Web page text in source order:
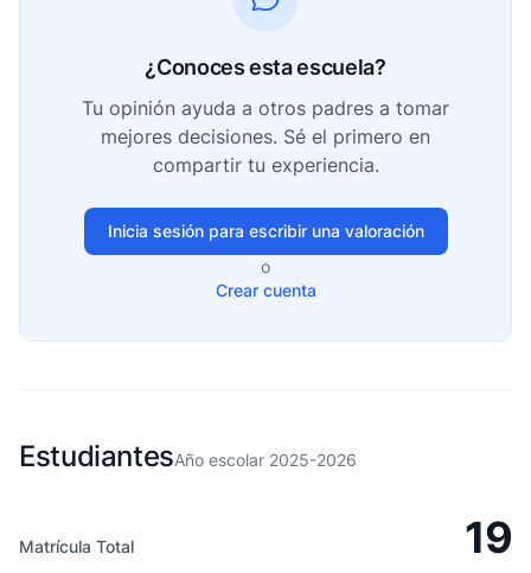
¿Conoces esta escuela?
Tu opinión ayuda a otros padres a tomar
mejores decisiones. Sé el primero en
compartir tu experiencia.
Inicia sesión para escribir una valoración
o
Crear cuenta
EstudiantesAño escolar 2025-2026
Matrícula Total 19